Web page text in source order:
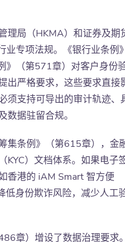
理局（HKMA）和证券及期
业专项法规。《银行业条例
》（第571章）对客户身份
出严格要求，这些要求直接
支持可导出的审计轨迹、
数据驻留合规。
集条例》（第615章），金
KYC）文档体系。如果电子
香港的 iAM Smart 智方便
身份欺诈风险，减少人工
章）增设了数据治理要求